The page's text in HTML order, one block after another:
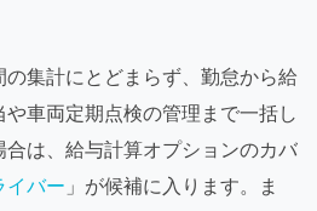
集計にとどまらず、勤怠から給
車両定期点検の管理まで一括し
は、給与計算オプションのカバ
イバー 」が候補に入ります。ま